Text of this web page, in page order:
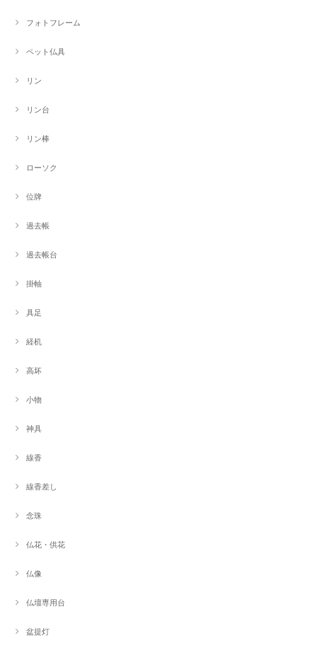
フォトフレーム
ペット仏具
リン
リン台
リン棒
ローソク
位牌
過去帳
過去帳台
掛軸
具足
経机
高坏
小物
神具
線香
線香差し
念珠
仏花・供花
仏像
仏壇専用台
盆提灯